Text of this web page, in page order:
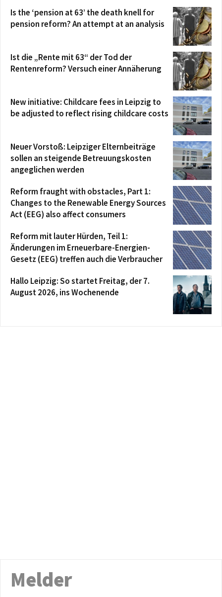
Is the ‘pension at 63’ the death knell for
pension reform? An attempt at an analysis
Ist die „Rente mit 63“ der Tod der
Rentenreform? Versuch einer Annäherung
New initiative: Childcare fees in Leipzig to
be adjusted to reflect rising childcare costs
Neuer Vorstoß: Leipziger Elternbeiträge
sollen an steigende Betreuungskosten
angeglichen werden
Reform fraught with obstacles, Part 1:
Changes to the Renewable Energy Sources
Act (EEG) also affect consumers
Reform mit lauter Hürden, Teil 1:
Änderungen im Erneuerbare-Energien-
Gesetz (EEG) treffen auch die Verbraucher
Hallo Leipzig: So startet Freitag, der 7.
August 2026, ins Wochenende
Melder